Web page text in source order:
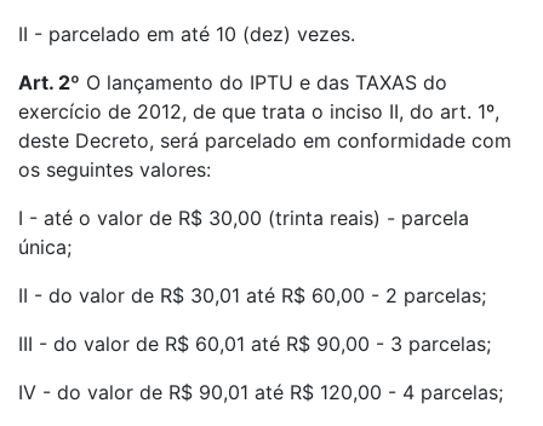
II - parcelado em até 10 (dez) vezes.
Art. 2º O lançamento do IPTU e das TAXAS do
exercício de 2012, de que trata o inciso II, do art. 1º,
deste Decreto, será parcelado em conformidade com
os seguintes valores:
I - até o valor de R$ 30,00 (trinta reais) - parcela
única;
II - do valor de R$ 30,01 até R$ 60,00 - 2 parcelas;
III - do valor de R$ 60,01 até R$ 90,00 - 3 parcelas;
IV - do valor de R$ 90,01 até R$ 120,00 - 4 parcelas;